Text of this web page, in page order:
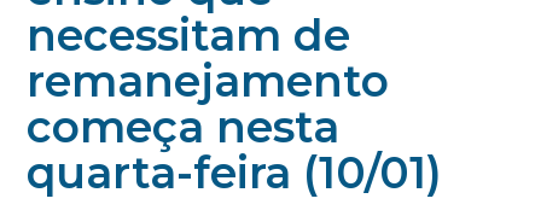
necessitam de
remanejamento
começa nesta
quarta-feira (10/01)